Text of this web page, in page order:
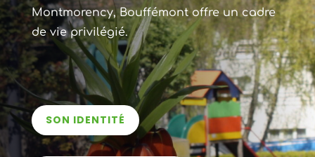
Montmorency, Bouffémont offre un cadre
de vie privilégié.
SON IDENTITÉ